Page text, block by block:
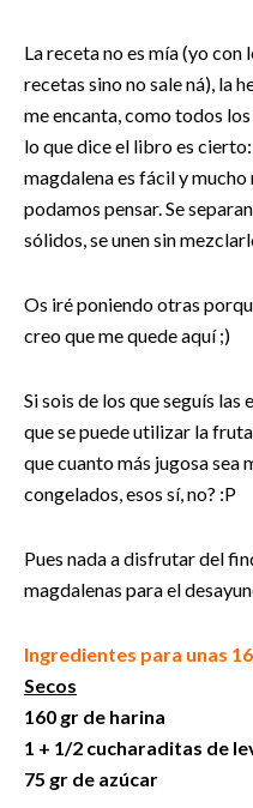
La receta no es mía (yo
recetas sino no sale ná), la
me encanta, como todos
lo que dice el libro es
magdalena es fácil y
podamos pensar. Se
sólidos, se unen sin
Os iré poniendo otras
creo que me quede aquí ;)
Si sois de los que seguís
que se puede utilizar la
que cuanto más jugosa
congelados, esos sí, no? :P
Pues nada a disfrutar del
magdalenas para el
Ingredientes para unas
Secos
160 gr de harina
1 + 1/2 cucharaditas de
75 gr de azúcar